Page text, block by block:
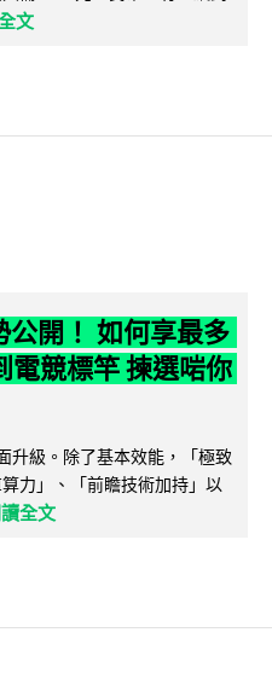
文
開！ 如何享最多
競標竿 揀選啱你
升級。除了基本效能，「極致
力」、「前瞻技術加持」以
全文